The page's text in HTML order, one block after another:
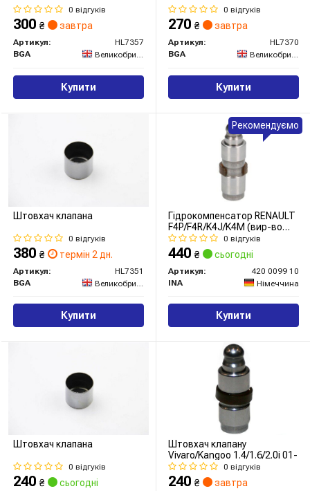
0 відгуків
300 ₴ завтра
Артикул:
HL7357
BGA
Великобританія
Купити
0 відгуків
270 ₴ завтра
Артикул:
HL7370
BGA
Великобританія
Купити
Штовхач клапана
0 відгуків
380 ₴ термін 2 дн.
Артикул:
HL7351
BGA
Великобританія
Купити
Гідрокомпенсатор RENAULT
F4P/F4R/K4J/K4M (вир-во
INA)
0 відгуків
440 ₴ сьогодні
Артикул:
420 0099 10
INA
Німеччина
Купити
Рекомендуємо
Штовхач клапана
0 відгуків
240 ₴ сьогодні
Штовхач клапану
Vivaro/Kangoo 1.4/1.6/2.0i 01-
0 відгуків
240 ₴ завтра